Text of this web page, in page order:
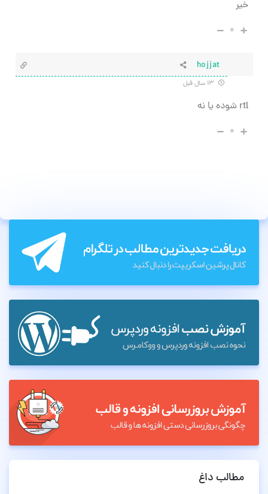
خیر
۰
hojjat
rtl شوده یا نه
۰
مطالب داغ